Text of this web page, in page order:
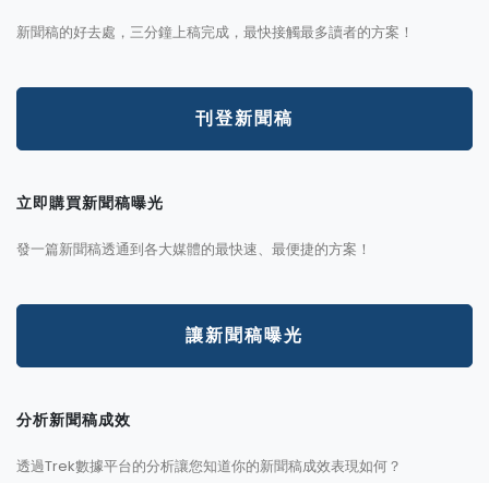
新聞稿的好去處，三分鐘上稿完成，最快接觸最多讀者的方案！
刊登新聞稿
立即購買新聞稿曝光
發一篇新聞稿透通到各大媒體的最快速、最便捷的方案！
讓新聞稿曝光
分析新聞稿成效
透過Trek數據平台的分析讓您知道你的新聞稿成效表現如何？